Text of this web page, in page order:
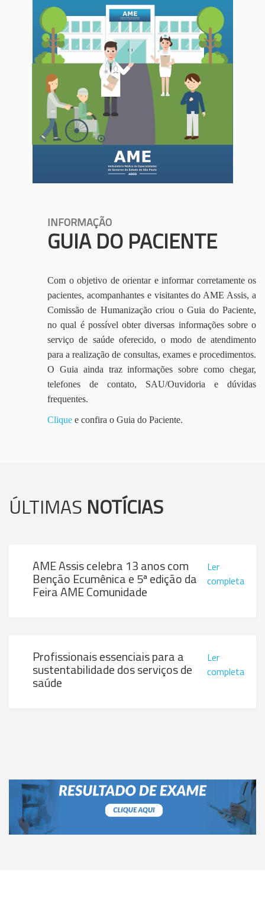
INFORMAÇÃO
GUIA DO PACIENTE
Com o objetivo de orientar e informar corretamente os
pacientes, acompanhantes e visitantes do AME Assis, a
Comissão de Humanização criou o Guia do Paciente,
no qual é possível obter diversas informações sobre o
serviço de saúde oferecido, o modo de atendimento
para a realização de consultas, exames e procedimentos.
O Guia ainda traz informações sobre como chegar,
telefones de contato, SAU/Ouvidoria e dúvidas
frequentes.
Clique e confira o Guia do Paciente.
ÚLTIMAS NOTÍCIAS
AME Assis celebra 13 anos com
Benção Ecumênica e 5ª edição da
Feira AME Comunidade
Ler
completa
Profissionais essenciais para a
sustentabilidade dos serviços de
saúde
Ler
completa